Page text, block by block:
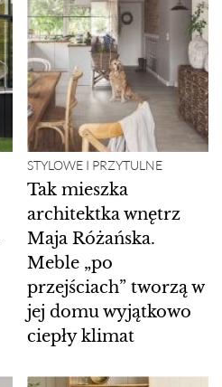
STYLOWE I PRZYTULNE
Tak mieszka
architektka wnętrz
Maja Różańska.
Meble „po
przejściach” tworzą w
jej domu wyjątkowo
ciepły klimat